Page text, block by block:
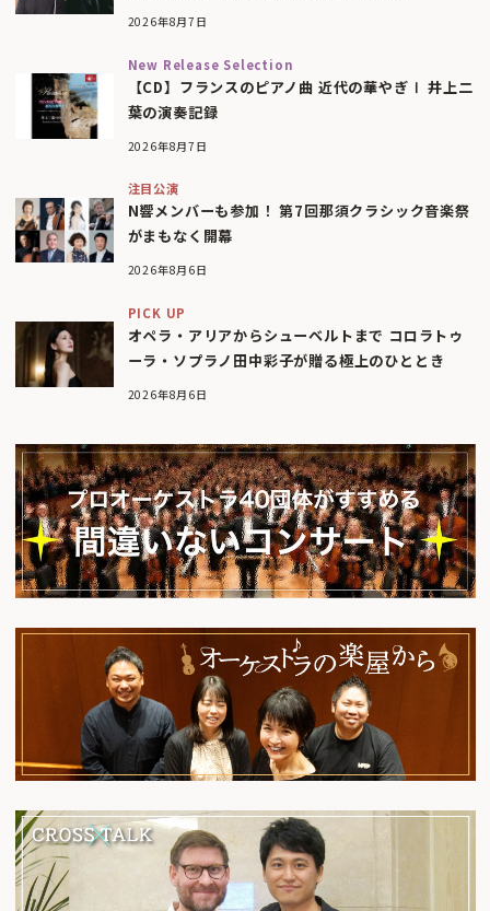
2026年8月7日
New Release Selection
【CD】フランスのピアノ曲 近代の華やぎⅠ 井上二
葉の演奏記録
2026年8月7日
注目公演
N響メンバーも参加！ 第7回那須クラシック音楽祭
がまもなく開幕
2026年8月6日
PICK UP
オペラ・アリアからシューベルトまで コロラトゥ
ーラ・ソプラノ田中彩子が贈る極上のひととき
2026年8月6日